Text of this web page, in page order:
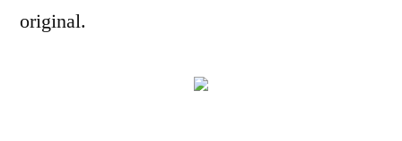
original.